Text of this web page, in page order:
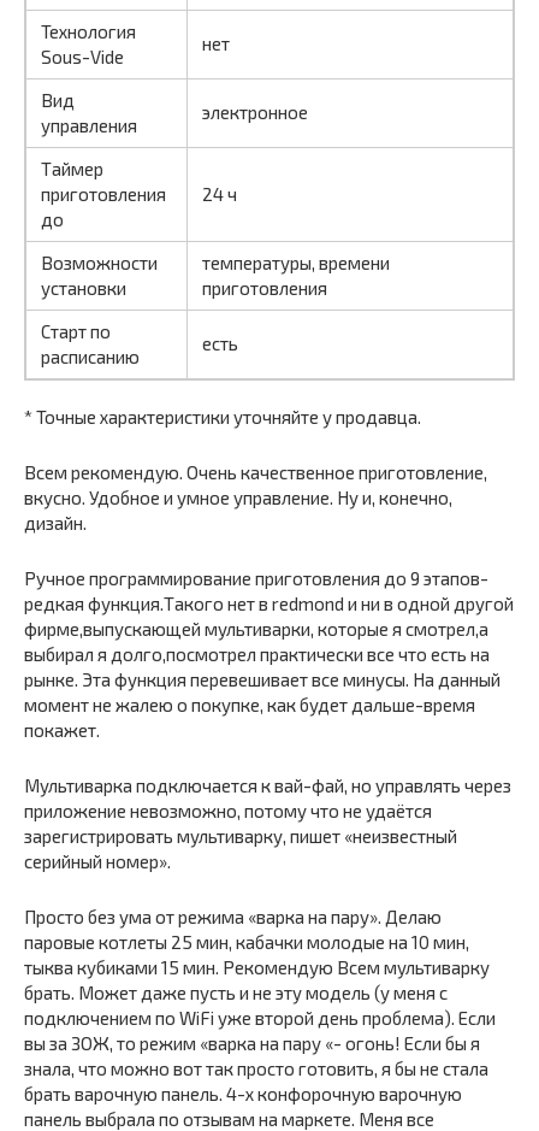
Технология
Sous-Vide
нет
Вид
управления
электронное
Таймер
приготовления
до
24 ч
Возможности
установки
температуры, времени
приготовления
Старт по
расписанию
есть
* Точные характеристики уточняйте у продавца.
Всем рекомендую. Очень качественное приготовление,
вкусно. Удобное и умное управление. Ну и, конечно,
дизайн.
Ручное программирование приготовления до 9 этапов-
редкая функция.Такого нет в redmond и ни в одной другой
фирме,выпускающей мультиварки, которые я смотрел,а
выбирал я долго,посмотрел практически все что есть на
рынке. Эта функция перевешивает все минусы. На данный
момент не жалею о покупке, как будет дальше-время
покажет.
Мультиварка подключается к вай-фай, но управлять через
приложение невозможно, потому что не удаётся
зарегистрировать мультиварку, пишет «неизвестный
серийный номер».
Просто без ума от режима «варка на пару». Делаю
паровые котлеты 25 мин, кабачки молодые на 10 мин,
тыква кубиками 15 мин. Рекомендую Всем мультиварку
брать. Может даже пусть и не эту модель (у меня с
подключением по WiFi уже второй день проблема). Если
вы за ЗОЖ, то режим «варка на пару «- огонь! Если бы я
знала, что можно вот так просто готовить, я бы не стала
брать варочную панель. 4-х конфорочную варочную
панель выбрала по отзывам на маркете. Меня все